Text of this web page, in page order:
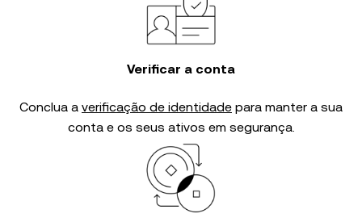
Verificar a conta
Conclua a verificação de identidade para manter a sua
conta e os seus ativos em segurança.